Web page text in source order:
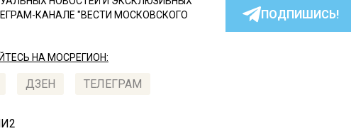
КАНАЛЕ "ВЕСТИ МОСКОВСКОГО
ПОДПИШИСЬ!
НА МОСРЕГИОН:
ДЗЕН ТЕЛЕГРАМ